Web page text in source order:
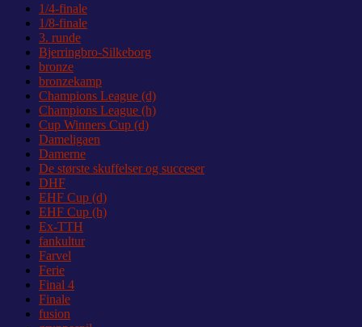
1/4-finale
1/8-finale
3. runde
Bjerringbro-Silkeborg
bronze
bronzekamp
Champions League (d)
Champions League (h)
Cup Winners Cup (d)
Dameligaen
Damerne
De største skuffelser og succeser
DHF
EHF Cup (d)
EHF Cup (h)
Ex-TTH
fankultur
Farvel
Ferie
Final 4
Finale
fusion